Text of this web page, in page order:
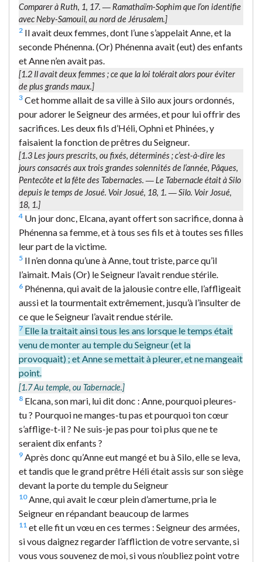
Comparer à Ruth, 1, 17. ― Ramathaïm-Sophimque l’on identifie
avec Neby-Samouil, au nord de Jérusalem.]
2 Il avait deux femmes, dont l’une s’appelait Anne, et la
seconde Phénenna. (Or) Phénenna avait (eut) des enfants
et Anne n’en avait pas.
[1.2 Il avait deux femmes; ce que la loi tolérait alors pour éviter
de plus grands maux.]
3 Cet homme allait de sa ville à Silo aux jours ordonnés,
pour adorer le Seigneur des armées, et pour lui offrir des
sacrifices. Les deux fils d’Héli, Ophni et Phinées, y
faisaient la fonction de prêtres du Seigneur.
[1.3Les jours prescrits, ou fixés, déterminés ; c’est-à-dire les
jours consacrés aux trois grandes solennités de l’année, Pâques,
Pentecôte et la fête des Tabernacles. ― Le Tabernacle était à Silo
depuis le temps de Josué. Voir Josué, 18, 1. ―Silo. Voir Josué,
18, 1.]
4 Un jour donc, Elcana, ayant offert son sacrifice, donna à
Phénenna sa femme, et à tous ses fils et à toutes ses filles
leur part de la victime.
5 Il n’en donna qu’une à Anne, tout triste, parce qu’il
l’aimait. Mais (Or) le Seigneur l’avait rendue stérile.
6 Phénenna, qui avait de la jalousie contre elle, l’affligeait
aussi et la tourmentait extrêmement, jusqu’à l’insulter de
ce que le Seigneur l’avait rendue stérile.
7 Elle la traitait ainsi tous les ans lorsque le temps était
venu de monter au temple du Seigneur (et la
provoquait) ; et Anne se mettait à pleurer, et ne mangeait
point.
[1.7Au temple, ou Tabernacle.]
8 Elcana, son mari, lui dit donc : Anne, pourquoi pleures-
tu ? Pourquoi ne manges-tu pas et pourquoi ton cœur
s’afflige-t-il ? Ne suis-je pas pour toi plus que ne te
seraient dix enfants ?
9 Après donc qu’Anne eut mangé et bu à Silo, elle se leva,
et tandis que le grand prêtre Héli était assis sur son siège
devant la porte du temple du Seigneur
10Anne, qui avait le cœur plein d’amertume, pria le
Seigneur en répandant beaucoup de larmes
11 et elle fit un vœu en ces termes : Seigneur des armées,
si vous daignez regarder l’affliction de votre servante, si
vous vous souvenez de moi, si vous n’oubliez point votre